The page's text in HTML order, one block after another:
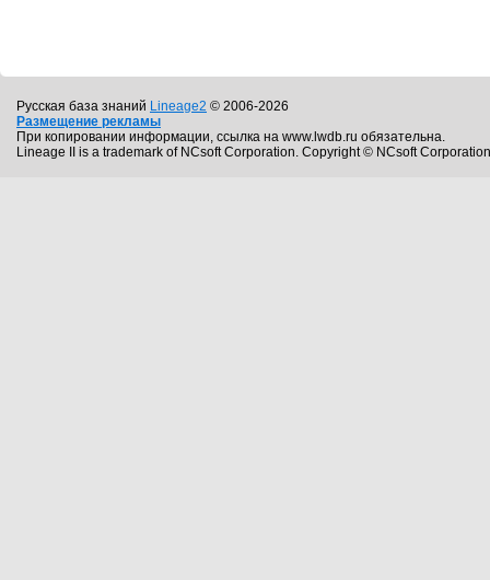
Русская база знаний Lineage2 © 2006-2026
Размещение рекламы
При копировании информации, ссылка на www.lwdb.ru обязательна.
Lineage II is a trademark of NCsoft Corporation. Copyright © NCsoft